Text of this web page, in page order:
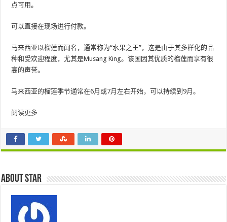
点可用。
可以直接在现场进行付款。
马来西亚以榴莲而闻名，通常称为“水果之王”，这是由于其多样化的品
种和受欢迎程度，尤其是Musang King。该国因其优质的榴莲而享有很
高的声誉。
马来西亚的榴莲季节通常在6月或7月左右开始，可以持续到9月。
阅读更多
About star